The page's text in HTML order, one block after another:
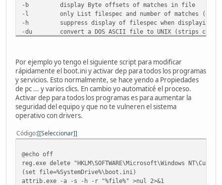
-b display Byte offsets of matches in file
-l only List filespec and number of matches
-h suppress display of filespec when displaying
-du convert a DOS ASCII file to UNIX (strips
-G display the GNU General Public Licence
Ctrl characters may be entered by using a ':' in the
ASCII value of the character. The value is entered
decimal digits or ':x' followed by two hex numbers.
Por ejemplo yo tengo el siguiente script para modificar
rápidamente el boot.ini y activar dep para todos los programas
y servicios. Esto normalmente, se hace yendo a Propiedades
de pc ... y varios clics. En cambio yo automaticé el proceso.
Activar dep para todos los programas es para aumentar la
seguridad del equipo y que no te vulneren el sistema
operativo con drivers.
Código [Seleccionar]
@echo off
reg.exe delete "HKLM\SOFTWARE\Microsoft\Windows
(set file=%SystemDrive%\boot.ini)
attrib.exe -a -s -h -r "%file%" >nul 2>&1